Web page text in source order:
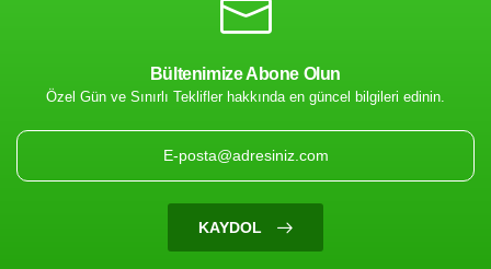
Filtrenize Uygun
Ürün Bulunamadı
Bültenimize Abone Olun
Özel Gün ve Sınırlı Teklifler hakkında en güncel bilgileri edinin.
KAYDOL